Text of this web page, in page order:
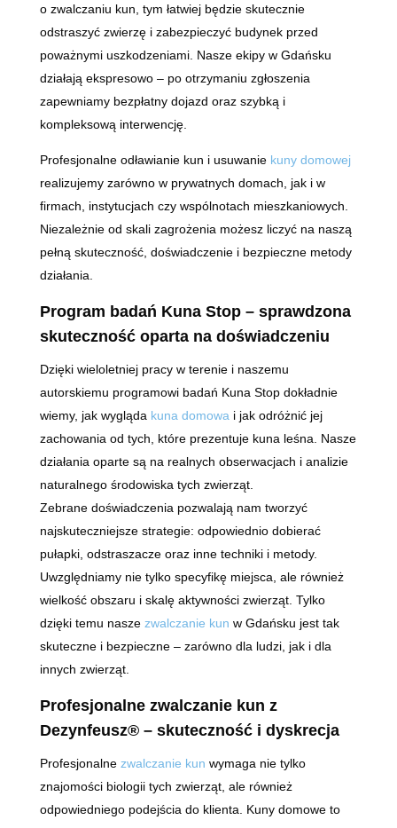
o zwalczaniu kun, tym łatwiej będzie skutecznie
odstraszyć zwierzę i zabezpieczyć budynek przed
poważnymi uszkodzeniami. Nasze ekipy w Gdańsku
działają ekspresowo – po otrzymaniu zgłoszenia
zapewniamy bezpłatny dojazd oraz szybką i
kompleksową interwencję.
Profesjonalne odławianie kun i usuwanie kuny domowej
realizujemy zarówno w prywatnych domach, jak i w
firmach, instytucjach czy wspólnotach mieszkaniowych.
Niezależnie od skali zagrożenia możesz liczyć na naszą
pełną skuteczność, doświadczenie i bezpieczne metody
działania.
Program badań Kuna Stop – sprawdzona
skuteczność oparta na doświadczeniu
Dzięki wieloletniej pracy w terenie i naszemu
autorskiemu programowi badań Kuna Stop dokładnie
wiemy, jak wygląda kuna domowa i jak odróżnić jej
zachowania od tych, które prezentuje kuna leśna. Nasze
działania oparte są na realnych obserwacjach i analizie
naturalnego środowiska tych zwierząt.
Zebrane doświadczenia pozwalają nam tworzyć
najskuteczniejsze strategie: odpowiednio dobierać
pułapki, odstraszacze oraz inne techniki i metody.
Uwzględniamy nie tylko specyfikę miejsca, ale również
wielkość obszaru i skalę aktywności zwierząt. Tylko
dzięki temu nasze zwalczanie kun w Gdańsku jest tak
skuteczne i bezpieczne – zarówno dla ludzi, jak i dla
innych zwierząt.
Profesjonalne zwalczanie kun z
Dezynfeusz® – skuteczność i dyskrecja
Profesjonalne zwalczanie kun wymaga nie tylko
znajomości biologii tych zwierząt, ale również
odpowiedniego podejścia do klienta. Kuny domowe to